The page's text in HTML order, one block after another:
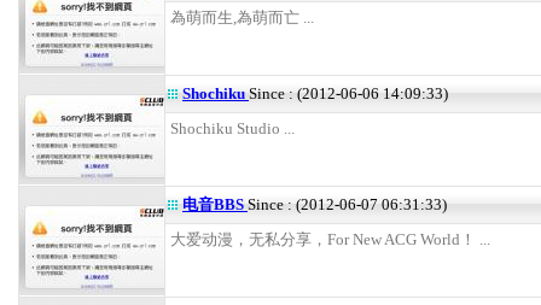
為萌而生,為萌而亡 ...
Shochiku Since : (2012-06-06 14:09:33)
Shochiku Studio ...
电音BBS Since : (2012-06-07 06:31:33)
大爱动漫，无私分享，For New ACG World！ ...